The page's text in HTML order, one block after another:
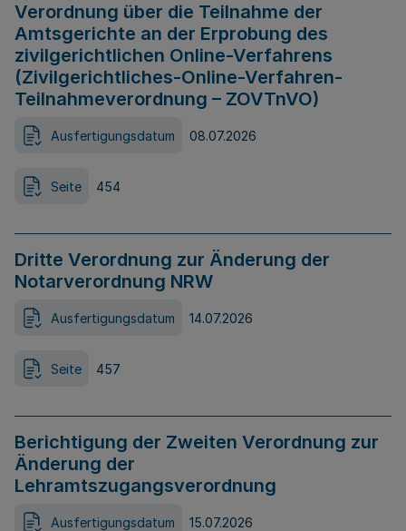
Verordnung über die Teilnahme der
Amtsgerichte an der Erprobung des
zivilgerichtlichen Online-Verfahrens
(Zivilgerichtliches-Online-Verfahren-
Teilnahmeverordnung – ZOVTnVO)
Ausfertigungsdatum 08.07.2026
Seite 454
Dritte Verordnung zur Änderung der
Notarverordnung NRW
Ausfertigungsdatum 14.07.2026
Seite 457
Berichtigung der Zweiten Verordnung zur
Änderung der
Lehramtszugangsverordnung
Ausfertigungsdatum 15.07.2026